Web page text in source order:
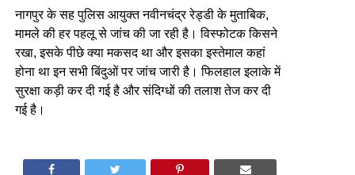
नागपुर के सह पुलिस आयुक्त नवीनचंद्र रेड्डी के मुताबिक,
मामले की हर पहलू से जांच की जा रही है। विस्फोटक किसने
रखा, इसके पीछे क्या मकसद था और इसका इस्तेमाल कहां
होना था इन सभी बिंदुओं पर जांच जारी है। फिलहाल इलाके में
सुरक्षा कड़ी कर दी गई है और संदिग्धों की तलाश तेज कर दी
गई है।